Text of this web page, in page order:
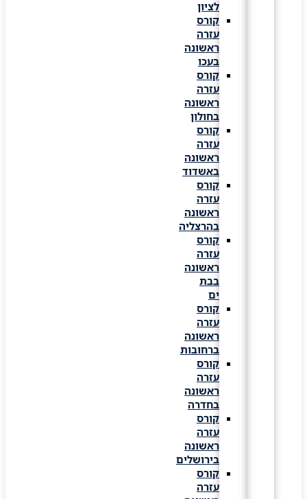
קורס
עזרה
ראשונה
קורס
עזרה
ראשונה
בחולון
קורס
עזרה
ראשונה
באשדוד
קורס
עזרה
ראשונה
בהרצליה
קורס
עזרה
ראשונה
קורס
עזרה
ראשונה
ברחובות
קורס
עזרה
ראשונה
בחדרה
קורס
עזרה
ראשונה
בירושלים
קורס
עזרה